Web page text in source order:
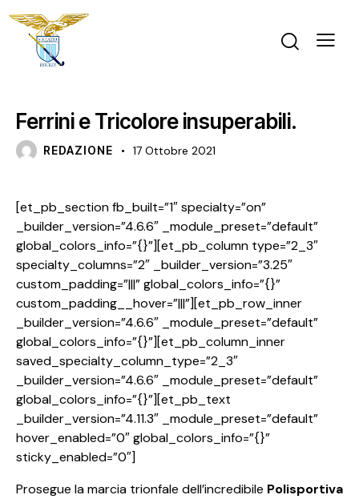
Ferrini e Tricolore insuperabili.
REDAZIONE 17 Ottobre 2021
[et_pb_section fb_built=”1″ specialty=”on”
_builder_version=”4.6.6″ _module_preset=”default”
global_colors_info=”{}”][et_pb_column type=”2_3″
specialty_columns=”2″ _builder_version=”3.25″
custom_padding=”|||” global_colors_info=”{}”
custom_padding__hover=”|||”][et_pb_row_inner
_builder_version=”4.6.6″ _module_preset=”default”
global_colors_info=”{}”][et_pb_column_inner
saved_specialty_column_type=”2_3″
_builder_version=”4.6.6″ _module_preset=”default”
global_colors_info=”{}”][et_pb_text
_builder_version=”4.11.3″ _module_preset=”default”
hover_enabled=”0″ global_colors_info=”{}”
sticky_enabled=”0″]
Prosegue la marcia trionfale dell’incredibile Polisportiva